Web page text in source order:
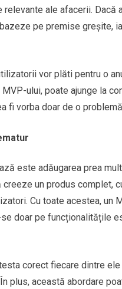
ale afacerii.
pe premise greșite,
vor plăti pentru o
ului, poate ajunge la
fi vorba doar de o
este adăugarea prea
un produs complet,
Cu toate acestea, un
doar pe funcționalitățile
corect fiecare dintre
plus, această abordare